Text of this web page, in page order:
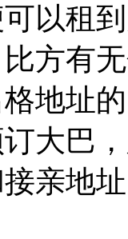
以租
比方有
地址
大巴
亲地